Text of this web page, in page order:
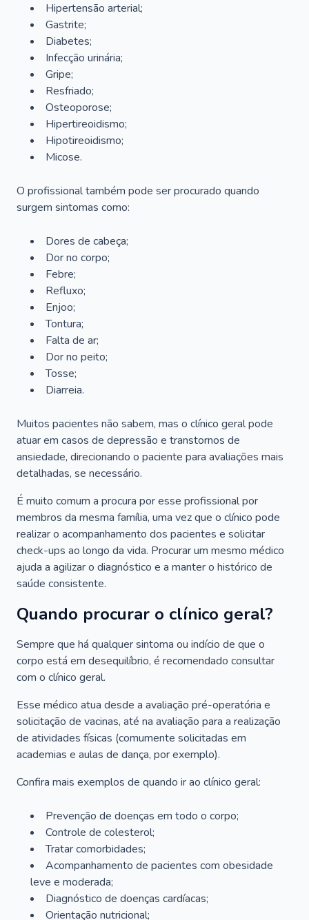
Hipertensão arterial;
Gastrite;
Diabetes;
Infecção urinária;
Gripe;
Resfriado;
Osteoporose;
Hipertireoidismo;
Hipotireoidismo;
Micose.
O profissional também pode ser procurado quando
surgem sintomas como:
Dores de cabeça;
Dor no corpo;
Febre;
Refluxo;
Enjoo;
Tontura;
Falta de ar;
Dor no peito;
Tosse;
Diarreia.
Muitos pacientes não sabem, mas o clínico geral pode
atuar em casos de depressão e transtornos de
ansiedade, direcionando o paciente para avaliações mais
detalhadas, se necessário.
É muito comum a procura por esse profissional por
membros da mesma família, uma vez que o clínico pode
realizar o acompanhamento dos pacientes e solicitar
check-ups ao longo da vida. Procurar um mesmo médico
ajuda a agilizar o diagnóstico e a manter o histórico de
saúde consistente.
Quando procurar o clínico geral?
Sempre que há qualquer sintoma ou indício de que o
corpo está em desequilíbrio, é recomendado consultar
com o clínico geral.
Esse médico atua desde a avaliação pré-operatória e
solicitação de vacinas, até na avaliação para a realização
de atividades físicas (comumente solicitadas em
academias e aulas de dança, por exemplo).
Confira mais exemplos de quando ir ao clínico geral:
Prevenção de doenças em todo o corpo;
Controle de colesterol;
Tratar comorbidades;
Acompanhamento de pacientes com obesidade
leve e moderada;
Diagnóstico de doenças cardíacas;
Orientação nutricional;